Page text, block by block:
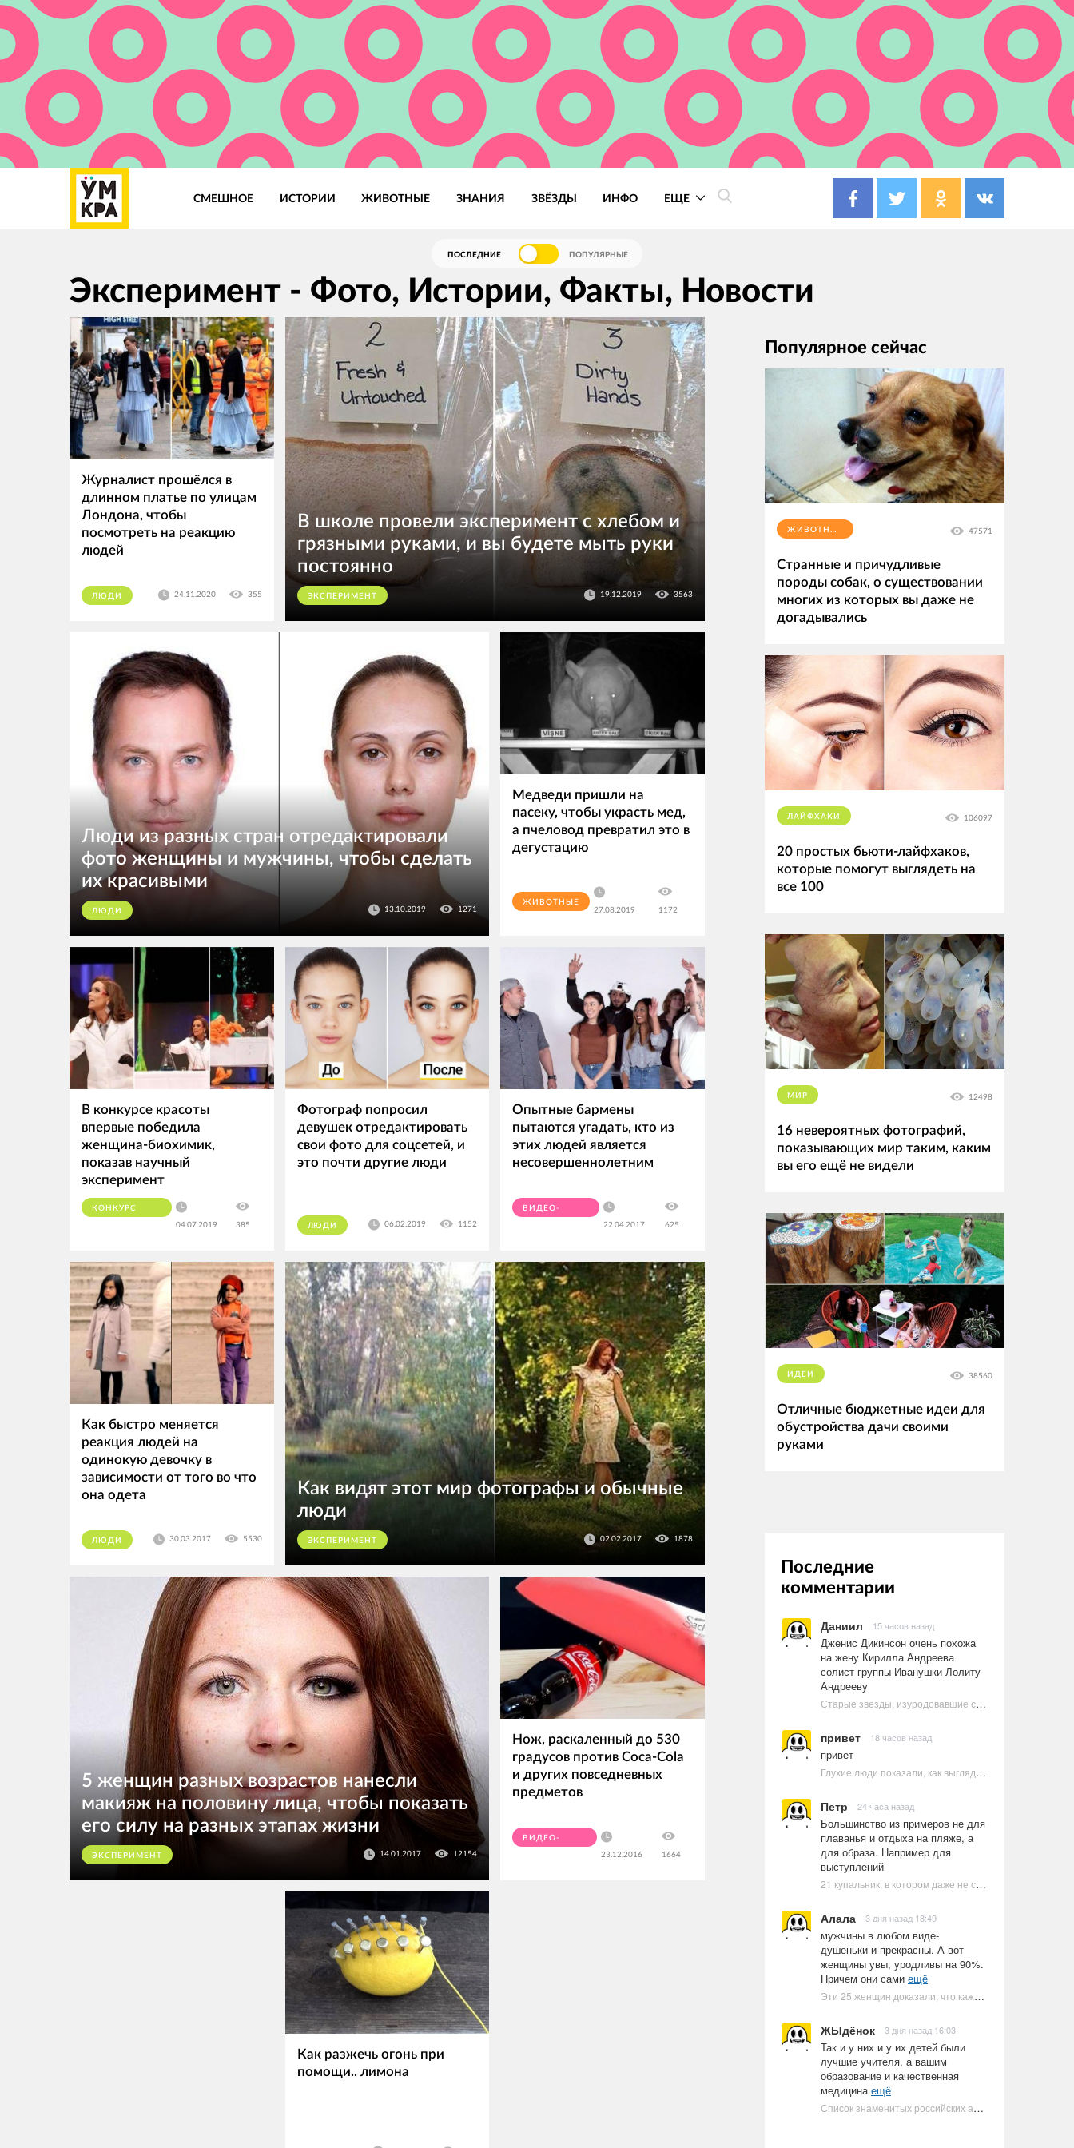
СМЕШНОЕ ИСТОРИИ ЖИВОТНЫЕ ЗНАНИЯ ЗВЁЗДЫ ИНФО ЕЩЕ
ПОСЛЕДНИЕ ПОПУЛЯРНЫЕ
Эксперимент - Фото, Истории, Факты, Новости
Журналист прошёлся в
длинном платье по улицам
Лондона, чтобы
посмотреть на реакцию
людей
ЛЮДИ 24.11.2020 355
В школе провели эксперимент с хлебом и
грязными руками, и вы будете мыть руки
постоянно
ЭКСПЕРИМЕНТ 19.12.2019 3563
Люди из разных стран отредактировали
фото женщины и мужчины, чтобы сделать
их красивыми
ЛЮДИ 13.10.2019 1271
Медведи пришли на
пасеку, чтобы украсть мед,
а пчеловод превратил это в
дегустацию
ЖИВОТНЫЕ
27.08.2019
1172
В конкурсе красоты
впервые победила
женщина-биохимик,
показав научный
эксперимент
КОНКУРС
04.07.2019 385
Фотограф попросил
девушек отредактировать
свои фото для соцсетей, и
это почти другие люди
ЛЮДИ 06.02.2019 1152
Опытные бармены
пытаются угадать, кто из
этих людей является
несовершеннолетним
ВИДЕО-
22.04.2017 625
Как быстро меняется
реакция людей на
одинокую девочку в
зависимости от того во что
она одета
ЛЮДИ 30.03.2017 5530
Как видят этот мир фотографы и обычные
люди
ЭКСПЕРИМЕНТ 02.02.2017 1878
5 женщин разных возрастов нанесли
макияж на половину лица, чтобы показать
его силу на разных этапах жизни
ЭКСПЕРИМЕНТ 14.01.2017 12154
Нож, раскаленный до 530
градусов против Coca-Cola
и других повседневных
предметов
ВИДЕО-
23.12.2016 1664
Как разжечь огонь при
помощи.. лимона
Популярное сейчас
ЖИВОТНЫЕ 47571
Странные и причудливые
породы собак, о существовании
многих из которых вы даже не
догадывались
ЛАЙФХАКИ 106097
20 простых бьюти-лайфхаков,
которые помогут выглядеть на
все 100
МИР 12498
16 невероятных фотографий,
показывающих мир таким, каким
вы его ещё не видели
ИДЕИ 38560
Отличные бюджетные идеи для
обустройства дачи своими
руками
Последние
комментарии
Даниил 15 часов назад
Дженис Дикинсон очень похожа
на жену Кирилла Андреева
солист группы Иванушки Лолиту
Андрееву
Старые звезды, изуродовавшие себя пластикой
привет 18 часов назад
привет
Глухие люди показали, как выглядят ругательства на языке жестов
Петр 24 часа назад
Большинство из примеров не для
плаванья и отдыха на пляже, а
для образа. Например для
выступлений
21 купальник, в котором даже не стоит пытаться плавать
Алала 3 дня назад 18:49
мужчины в любом виде-
душеньки и прекрасны. А вот
женщины увы, уродливы на 90%.
Причем они сами ещё
Эти 25 женщин доказали, что каждое тело имеет право быть в бикини
ЖЫдёнок 3 дня назад 16:03
Так и у них и у их детей были
лучшие учителя, а вашим
образование и качественная
медицинаещё
Список знаменитых российских артистов-евреев | Ультрамарин